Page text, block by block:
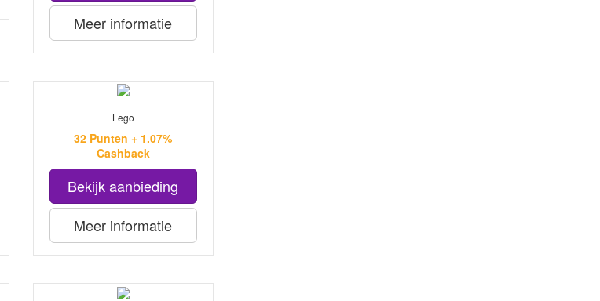
Meer informatie
Lego
32 Punten + 1.07%
Cashback
Bekijk aanbieding
Meer informatie